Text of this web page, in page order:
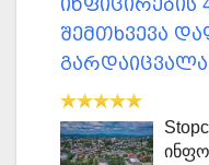
ინფიცირების
შემთხვევა
გარდაიცვალა